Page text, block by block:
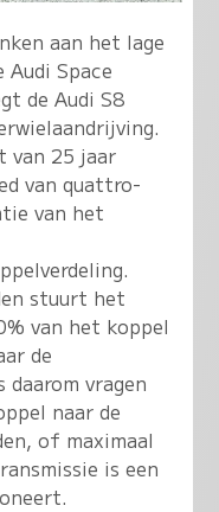
aan het lage
Space
de Audi S8
van 25 jaar
van quattro-
van het
stuurt het
van het koppel
de
vragen
naar de
of maximaal
is een